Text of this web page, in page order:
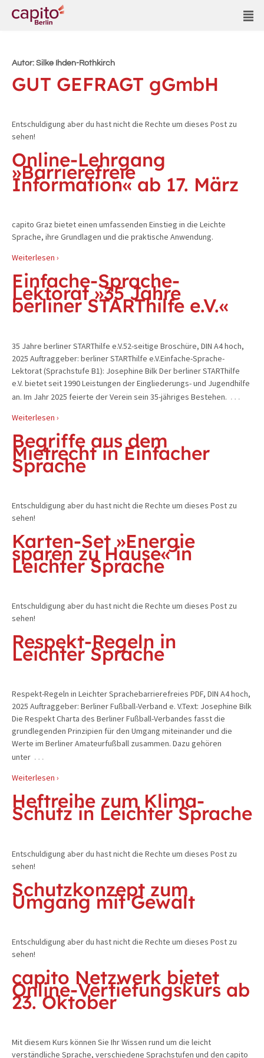
Autor: Silke Ihden-Rothkirch
GUT GEFRAGT gGmbH
Entschuldigung aber du hast nicht die Rechte um dieses Post zu
sehen!
Online-Lehrgang
»Barrierefreie
Information« ab 17. März
capito Graz bietet einen umfassenden Einstieg in die Leichte
Sprache, ihre Grundlagen und die praktische Anwendung.
Weiterlesen ›
Einfache-Sprache-
Lektorat »35 Jahre
berliner STARThilfe e.V.«
35 Jahre berliner STARThilfe e.V.52-seitige Broschüre, DIN A4 hoch,
2025 Auftraggeber: berliner STARThilfe e.V.Einfache-Sprache-
Lektorat (Sprachstufe B1): Josephine Bilk Der berliner STARThilfe
e.V. bietet seit 1990 Leistungen der Eingliederungs- und Jugendhilfe
an. Im Jahr 2025 feierte der Verein sein 35-jähriges Bestehen. …
Weiterlesen ›
Begriffe aus dem
Mietrecht in Einfacher
Sprache
Entschuldigung aber du hast nicht die Rechte um dieses Post zu
sehen!
Karten-Set »Energie
sparen zu Hause« in
Leichter Sprache
Entschuldigung aber du hast nicht die Rechte um dieses Post zu
sehen!
Respekt-Regeln in
Leichter Sprache
Respekt-Regeln in Leichter Sprachebarrierefreies PDF, DIN A4 hoch,
2025 Auftraggeber: Berliner Fußball-Verband e. V.Text: Josephine Bilk
Die Respekt Charta des Berliner Fußball-Verbandes fasst die
grundlegenden Prinzipien für den Umgang miteinander und die
Werte im Berliner Amateurfußball zusammen. Dazu gehören
unter …
Weiterlesen ›
Heftreihe zum Klima-
Schutz in Leichter Sprache
Entschuldigung aber du hast nicht die Rechte um dieses Post zu
sehen!
Schutzkonzept zum
Umgang mit Gewalt
Entschuldigung aber du hast nicht die Rechte um dieses Post zu
sehen!
capito Netzwerk bietet
Online-Vertiefungskurs ab
23. Oktober
Mit diesem Kurs können Sie Ihr Wissen rund um die leicht
verständliche Sprache, verschiedene Sprachstufen und den capito